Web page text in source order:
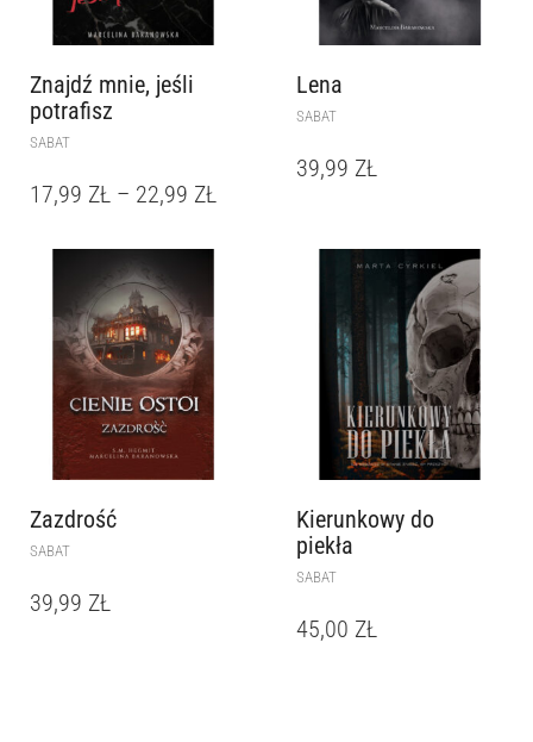
Znajdź mnie, jeśli
potrafisz
SABAT
17,99 ZŁ – 22,99 ZŁ
Lena
SABAT
39,99 ZŁ
Zazdrość
SABAT
39,99 ZŁ
Kierunkowy do
piekła
SABAT
45,00 ZŁ